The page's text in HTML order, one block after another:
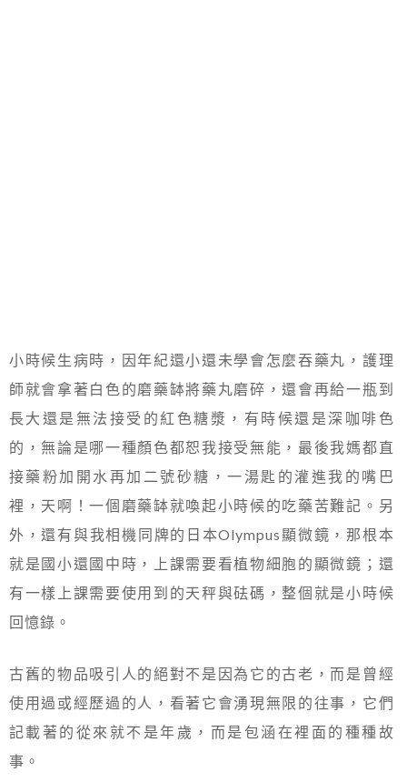
小時候生病時，因年紀還小還未學會怎麼吞藥丸，護理
師就會拿著白色的磨藥缽將藥丸磨碎，還會再給一瓶到
長大還是無法接受的紅色糖漿，有時候還是深咖啡色
的，無論是哪一種顏色都恕我接受無能，最後我媽都直
接藥粉加開水再加二號砂糖，一湯匙的灌進我的嘴巴
裡，天啊！一個磨藥缽就喚起小時候的吃藥苦難記。另
外，還有與我相機同牌的日本Olympus顯微鏡，那根本
就是國小還國中時，上課需要看植物細胞的顯微鏡；還
有一樣上課需要使用到的天秤與砝碼，整個就是小時候
回憶錄。
古舊的物品吸引人的絕對不是因為它的古老，而是曾經
使用過或經歷過的人，看著它會湧現無限的往事，它們
記載著的從來就不是年歲，而是包涵在裡面的種種故
事。